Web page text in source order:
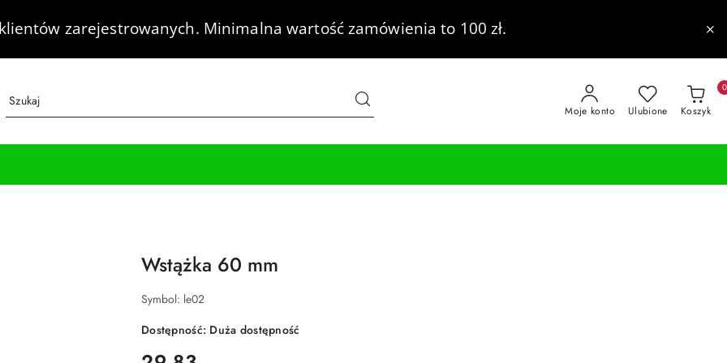
zarejestrowanych. Minimalna wartość zamówienia to 100 zł.
Moje konto Ulubione Koszyk
0
Wstążka 60 mm
Symbol: le02
Dostępność: Duża dostępność